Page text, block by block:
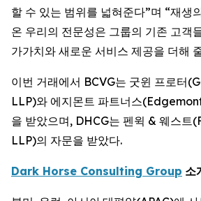
할 수 있는 범위를 넓혀준다”며 “재생
온 우리의 전문성은 그룹의 기존 고객
가가치와 새로운 서비스 제공을 더해
이번 거래에서 BCVG는 굿윈 프로터
LLP)와 에지몬트 파트너스
을 받았으며, DHCG는 펜윅 & 웨스
LLP)의 자문을 받았다.
Dark Horse Consulting Group 소